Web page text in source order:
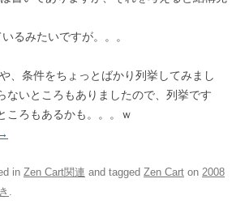
るみたいですが。。。
、条件をちょっとばかり列挙してみまし
ないところもありましたので、列挙です
ろもあるかも。。。ｗ
in Zen Cart関連 and tagged Zen Cart on 2008
.